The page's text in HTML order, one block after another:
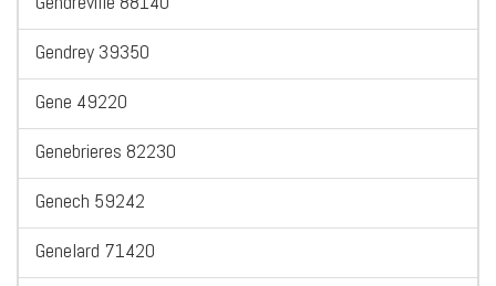
Gendrey 39350
Gene 49220
Genebrieres 82230
Genech 59242
Genelard 71420